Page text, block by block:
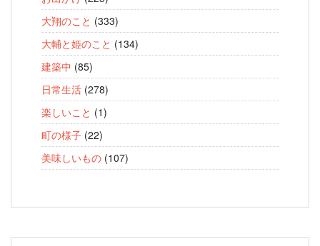
大翔のこと (333)
大輔と姫のこと (134)
建築中 (85)
日常生活 (278)
楽しいこと (1)
町の様子 (22)
美味しいもの (107)